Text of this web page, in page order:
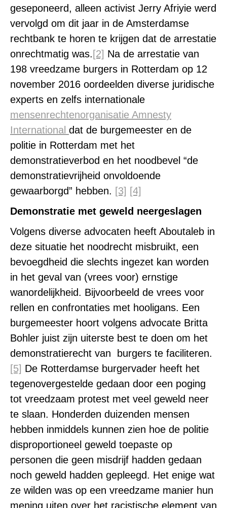
geseponeerd, alleen activist Jerry Afriyie werd
vervolgd om dit jaar in de Amsterdamse
rechtbank te horen te krijgen dat de arrestatie
onrechtmatig was. [2] Na de arrestatie van
198 vreedzame burgers in Rotterdam op 12
november 2016 oordeelden diverse juridische
experts en zelfs internationale
mensenrechtenorganisatie Amnesty
International dat de burgemeester en de
politie in Rotterdam met het
demonstratieverbod en het noodbevel “de
demonstratievrijheid onvoldoende
gewaarborgd” hebben. [3] [4]
Demonstratie met geweld neergeslagen
Volgens diverse advocaten heeft Aboutaleb in
deze situatie het noodrecht misbruikt, een
bevoegdheid die slechts ingezet kan worden
in het geval van (vrees voor) ernstige
wanordelijkheid. Bijvoorbeeld de vrees voor
rellen en confrontaties met hooligans. Een
burgemeester hoort volgens advocate Britta
Bohler juist zijn uiterste best te doen om het
demonstratierecht van burgers te faciliteren.
[5] De Rotterdamse burgervader heeft het
tegenovergestelde gedaan door een poging
tot vreedzaam protest met veel geweld neer
te slaan. Honderden duizenden mensen
hebben inmiddels kunnen zien hoe de politie
disproportioneel geweld toepaste op
personen die geen misdrijf hadden gedaan
noch geweld hadden gepleegd. Het enige wat
ze wilden was op een vreedzame manier hun
mening uiten over het racistische element van